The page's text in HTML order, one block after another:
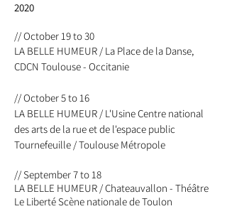
2020
​​// October 19 to 30
LA BELLE HUMEUR / La Place de la Danse,
CDCN Toulouse - Occitanie
// October 5 to 16
LA BELLE HUMEUR / L'Usine Centre national
des arts de la rue et de l'espace public
Tournefeuille / Toulouse Métropol​e
// September 7 to 18
LA BELLE HUMEUR / Chateauvallon - Théâtre
Le Liberté Scène nationale de Toulon